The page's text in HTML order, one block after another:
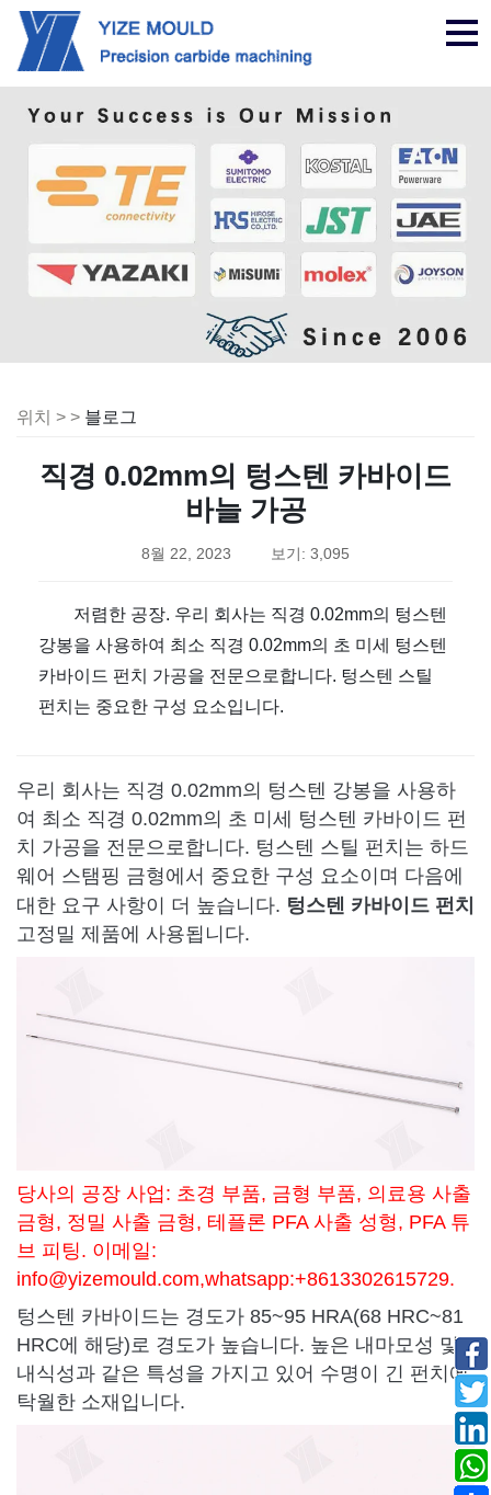
탐
색
위치 > > 블로그
직경 0.02mm의 텅스텐 카바이드
바늘 가공
8월 22, 2023 보기: 3,095
저렴한 공장. 우리 회사는 직경 0.02mm의 텅스텐
강봉을 사용하여 최소 직경 0.02mm의 초 미세 텅스텐
카바이드 펀치 가공을 전문으로합니다. 텅스텐 스틸
펀치는 중요한 구성 요소입니다.
우리 회사는 직경 0.02mm의 텅스텐 강봉을 사용하
여 최소 직경 0.02mm의 초 미세 텅스텐 카바이드 펀
치 가공을 전문으로합니다. 텅스텐 스틸 펀치는 하드
웨어 스탬핑 금형에서 중요한 구성 요소이며 다음에
대한 요구 사항이 더 높습니다. 텅스텐 카바이드 펀치
고정밀 제품에 사용됩니다.
당사의 공장 사업: 초경 부품, 금형 부품, 의료용 사출
금형, 정밀 사출 금형, 테플론 PFA 사출 성형, PFA 튜
브 피팅. 이메일:
info@yizemould.com,whatsapp:+8613302615729.
텅스텐 카바이드는 경도가 85~95 HRA(68 HRC~81
HRC에 해당)로 경도가 높습니다. 높은 내마모성 및
내식성과 같은 특성을 가지고 있어 수명이 긴 펀치에
탁월한 소재입니다.